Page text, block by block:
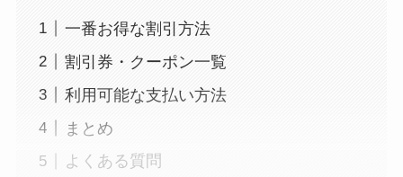
一番お得な割引方法
割引券・クーポン一覧
利用可能な支払い方法
まとめ
よくある質問